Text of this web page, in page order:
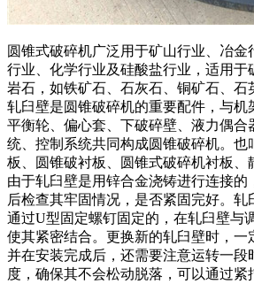
圆锥式破碎机广泛用于矿山行业、冶金
行业、化学行业及硅酸盐行业，适用于
岩石，如铁矿石、石灰石、铜矿石、石
轧臼壁是圆锥破碎机的重要配件，与机
平衡轮、偏心套、下破碎壁、液力偶合
统、控制系统共同构成圆锥破碎机。也
板、圆锥破衬板、圆锥式破碎机衬板、
由于轧臼壁是用锌合金浇铸进行连接的
后检查其牢固情况，是否紧固完好。轧
通过U型固定螺钉固定的，在轧臼壁与
使其紧密结合。更换新的轧臼壁时，一
并在安装完成后，还需要注意运转一段
度，确保其不会松动脱落，可以通过紧